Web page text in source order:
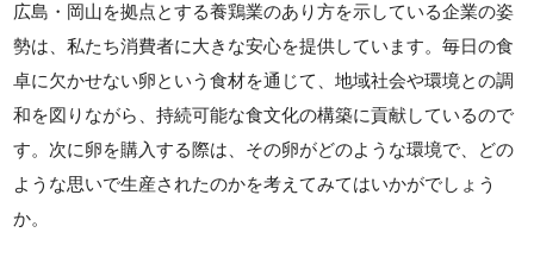
広島・岡山を拠点とする養鶏業のあり方を示している企業の姿
勢は、私たち消費者に大きな安心を提供しています。毎日の食
卓に欠かせない卵という食材を通じて、地域社会や環境との調
和を図りながら、持続可能な食文化の構築に貢献しているので
す。次に卵を購入する際は、その卵がどのような環境で、どの
ような思いで生産されたのかを考えてみてはいかがでしょう
か。